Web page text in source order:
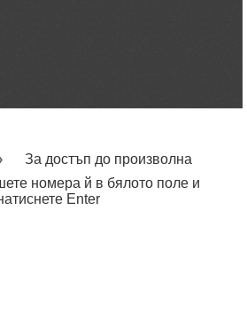
За достъп до произволна
номера й в бялото поле и
Enter